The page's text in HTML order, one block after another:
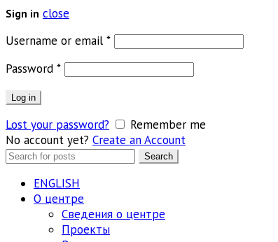
Sign in close
Username or email *Обязательно
Password *Обязательно
Log in
Lost your password?
Remember me
No account yet? Create an Account
Search
Search
ENGLISH
О центре
Сведения о центре
Проекты